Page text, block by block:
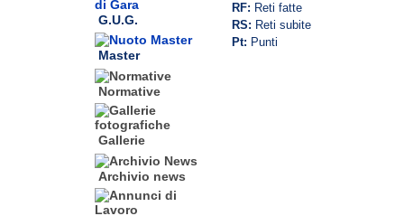
G.U.G.
Master
Normative
Gallerie
Archivio news
RF: Reti fatte
RS: Reti subite
Pt: Punti